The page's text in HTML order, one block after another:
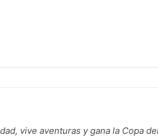
vive aventuras y gana la Copa